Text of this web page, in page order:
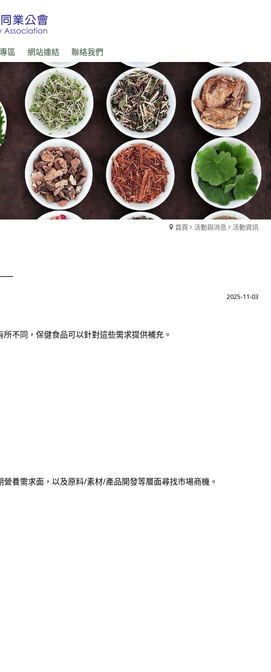
區 網站連結 聯絡我們
首頁 活動與消息 活動資訊
2025-11-03
不同，保健食品可以針對這些需求提供補充。
養需求面，以及原料/素材/產品開發等層面尋找市場商機。